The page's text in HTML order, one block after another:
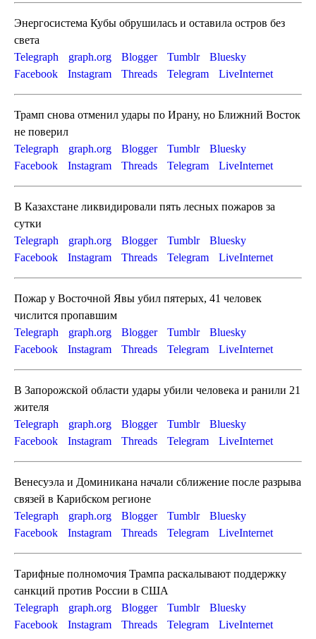
Энергосистема Кубы обрушилась и оставила остров без
света
Telegraph
graph.org Blogger Tumblr
Bluesky
Facebook
Instagram Threads Telegram LiveInternet
Трамп снова отменил удары по Ирану, но Ближний Восток
не поверил
Telegraph
graph.org Blogger Tumblr
Bluesky
Facebook
Instagram Threads Telegram LiveInternet
В Казахстане ликвидировали пять лесных пожаров за
сутки
Telegraph
graph.org Blogger Tumblr
Bluesky
Facebook
Instagram Threads Telegram LiveInternet
Пожар у Восточной Явы убил пятерых, 41 человек
числится пропавшим
Telegraph
graph.org Blogger Tumblr
Bluesky
Facebook
Instagram Threads Telegram LiveInternet
В Запорожской области удары убили человека и ранили 21
жителя
Telegraph
graph.org Blogger Tumblr
Bluesky
Facebook
Instagram Threads Telegram LiveInternet
Венесуэла и Доминикана начали сближение после разрыва
связей в Карибском регионе
Telegraph
graph.org Blogger Tumblr
Bluesky
Facebook
Instagram Threads Telegram LiveInternet
Тарифные полномочия Трампа раскалывают поддержку
санкций против России в США
Telegraph
graph.org Blogger Tumblr
Bluesky
Facebook
Instagram Threads Telegram LiveInternet